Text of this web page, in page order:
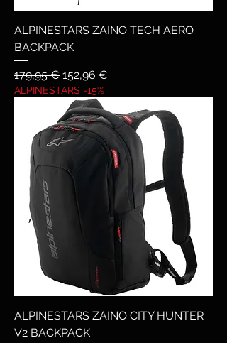
ALPINESTARS ZAINO TECH AERO
BACKPACK
Prezzo regolare
179,95 € Prezzo scontato
152,96 €
ALPINESTARS -15%
ALPINESTARS ZAINO CITY HUNTER
V2 BACKPACK